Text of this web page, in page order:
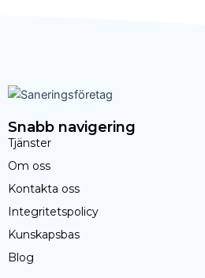
Snabb navigering
Tjänster
Om oss
Kontakta oss
Integritetspolicy
Kunskapsbas
Blog